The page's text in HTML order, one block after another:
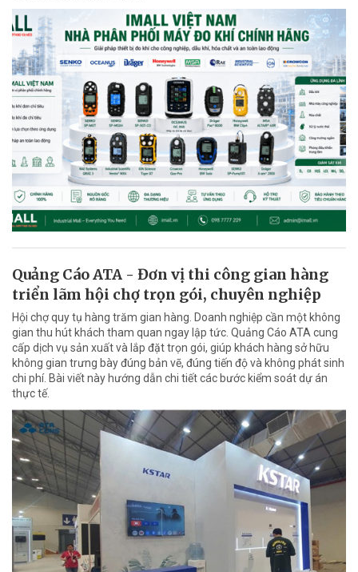
Quảng Cáo ATA - Đơn vị thi công gian hàng
triển lãm hội chợ trọn gói, chuyên nghiệp
Hội chợ quy tụ hàng trăm gian hàng. Doanh nghiệp cần một không
gian thu hút khách tham quan ngay lập tức. Quảng Cáo ATA cung
cấp dịch vụ sản xuất và lắp đặt trọn gói, giúp khách hàng sở hữu
không gian trưng bày đúng bản vẽ, đúng tiến độ và không phát sinh
chi phí. Bài viết này hướng dẫn chi tiết các bước kiểm soát dự án
thực tế.